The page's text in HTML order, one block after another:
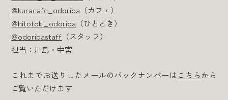
@kuracafe_odoriba （カフェ）
@hitotoki_odoriba （ひととき）
@odoribastaff （スタッフ）
担当：川島・中宮
これまでお送りしたメールのバックナンバーはこちら から
ご覧いただけます